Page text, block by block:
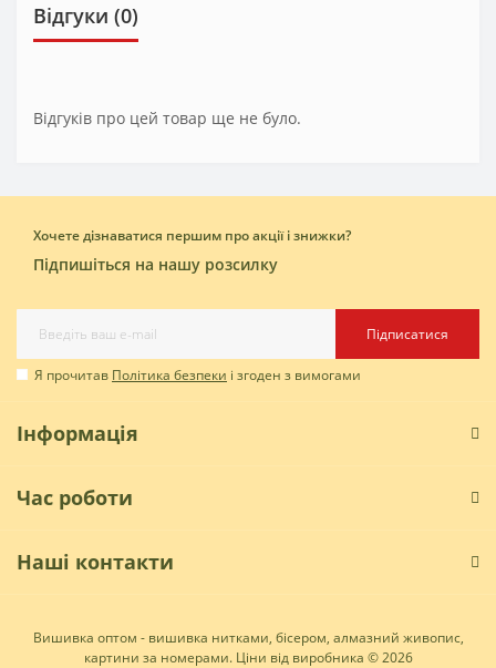
Відгуки (0)
Відгуків про цей товар ще не було.
Хочете дізнаватися першим про акції і знижки?
Підпишіться на нашу розсилку
Підписатися
Я прочитав Політика безпеки і згоден з вимогами
Інформація
Час роботи
Наші контакти
Вишивка оптом - вишивка нитками, бісером, алмазний живопис,
картини за номерами. Ціни від виробника © 2026